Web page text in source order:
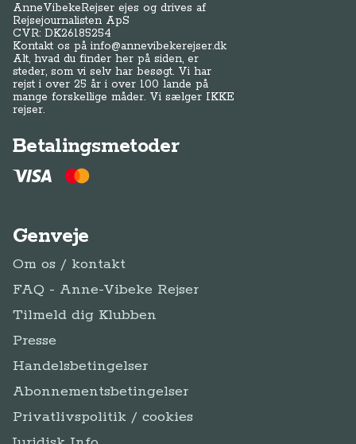
AnneVibekeRejser ejes og drives af
Rejsejournalisten ApS
CVR: DK26185254
Kontakt os påinfo@annevibekerejser.dk
Alt, hvad du finder her på siden, er
steder, som vi selv har besøgt. Vi har
rejst i over 25 år i over 100 lande på
mange forskellige måder. Vi sælger IKKE
rejser.
Betalingsmetoder
Genveje
Om os / kontakt
FAQ - Anne-Vibeke Rejser
Tilmeld dig Klubben
Presse
Handelsbetingelser
Abonnementsbetingelser
Privatlivspolitik / cookies